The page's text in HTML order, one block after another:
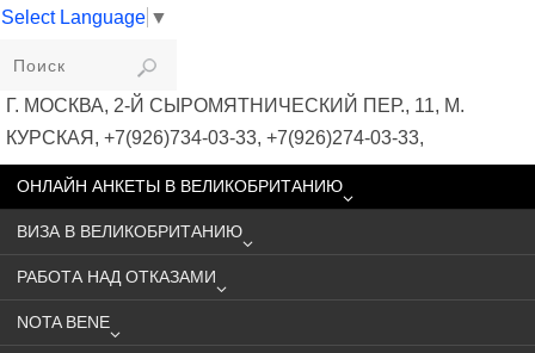
Select Language ▼
VIKIVISA
Г. МОСКВА, 2-Й СЫРОМЯТНИЧЕСКИЙ ПЕР., 11, М.
КУРСКАЯ, +7(926)734-03-33, +7(926)274-03-33,
VISA@VIKIVISA.RU
ОНЛАЙН АНКЕТЫ В ВЕЛИКОБРИТАНИЮ
ВИЗА В ВЕЛИКОБРИТАНИЮ
РАБОТА НАД ОТКАЗАМИ
NOTA BENE